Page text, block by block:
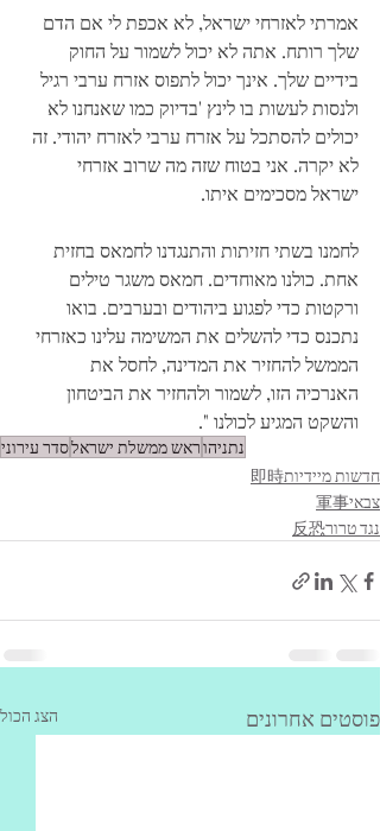
אמרתי לאזרחי ישראל, לא אכפת לי אם הדם
שלך רותח. אתה לא יכול לשמור על החוק
בידיים שלך. אינך יכול לתפוס אזרח ערבי רגיל
ולנסות לעשות בו לינץ 'בדיוק כמו שאנחנו לא
יכולים להסתכל על אזרח ערבי לאזרח יהודי. זה
לא יקרה. אני בטוח שזה מה שרוב אזרחי
ישראל מסכימים איתו.
לחמנו בשתי חזיתות והתנגדנו לחמאס בחזית
אחת. כולנו מאוחדים. חמאס משגר טילים
ורקטות כדי לפגוע ביהודים ובערבים. בואו
נתכנס כדי להשלים את המשימה עלינו כאזרחי
הממשל להחזיר את המדינה, לחסל את
האנרכיה הזו, לשמור ולהחזיר את הביטחון
והשקט המגיע לכולנו ".
נתניהוראש ממשלת ישראלסדר עירוני
חדשות מיידיות即時
צבאי軍事
נגד טרור反恐
פוסטים אחרונים הצג הכול